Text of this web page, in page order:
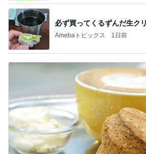
必ず買ってくるずんだ生ク
Amebaトピックス 1日前